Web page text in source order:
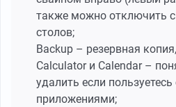
также можно отключить с
столов;
Backup – резервная
Calculator и Calendar –
удалить если
приложениями;